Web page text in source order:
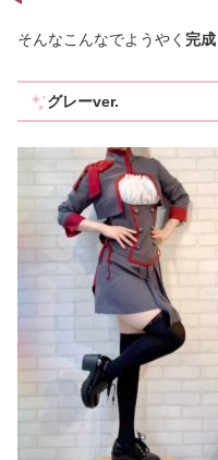
そんなこんなでようやく 完成
グレーver.